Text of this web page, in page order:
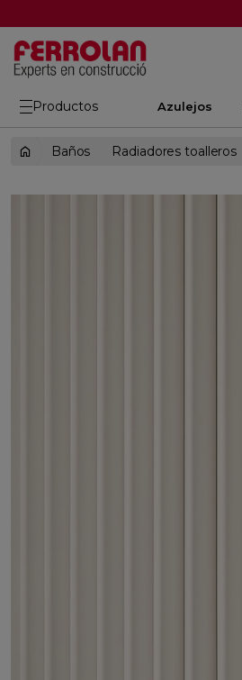
Productos Azulejos
Baños Radiadores toalleros